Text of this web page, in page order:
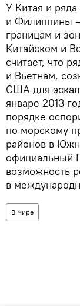
У Китая и
и Филиппины
границам и
Китайском и
считает, что
и Вьетнам,
США для
январе 2013
порядке
по морскому
районов в
официальный
возможность
в
В мире